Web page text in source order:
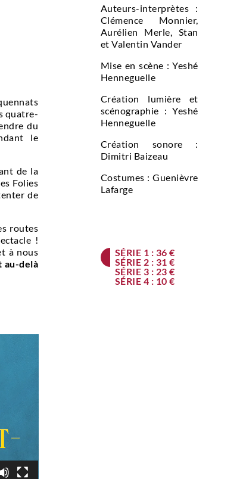
quatre-
du
le
de la
Folies
de
routes
!
à nous
au-delà
Auteurs-interprètes :
Clémence Monnier,
Aurélien Merle, Stan
et Valentin Vander
Mise en scène : Yeshé
Henneguelle
Création lumière et
scénographie : Yeshé
Henneguelle
Création sonore :
Dimitri Baizeau
Costumes : Guenièvre
Lafarge
SÉRIE 1 : 36 €
SÉRIE 2 : 31 €
SÉRIE 3 : 23 €
SÉRIE 4 : 10 €